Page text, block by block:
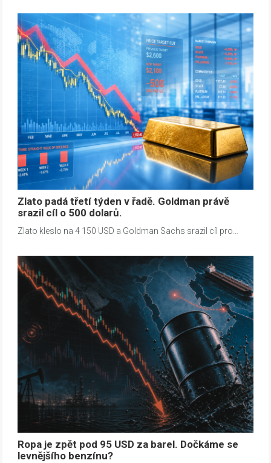
Zlato padá třetí týden v řadě. Goldman právě
srazil cíl o 500 dolarů.
Zlato kleslo na 4 150 USD a Goldman Sachs srazil cíl pro…
Ropa je zpět pod 95 USD za barel. Dočkáme se
levnějšího benzínu?